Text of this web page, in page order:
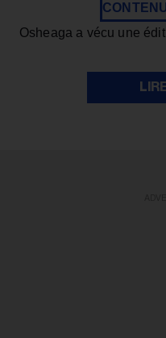
Osheaga a vécu une